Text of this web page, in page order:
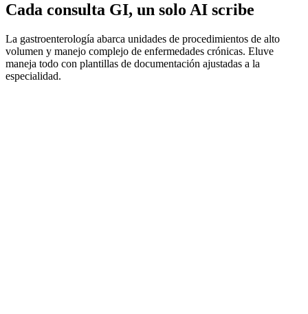
Cada consulta GI, un solo AI scribe
La gastroenterología abarca unidades de procedimientos de alto
volumen y manejo complejo de enfermedades crónicas. Eluve
maneja todo con plantillas de documentación ajustadas a la
especialidad.